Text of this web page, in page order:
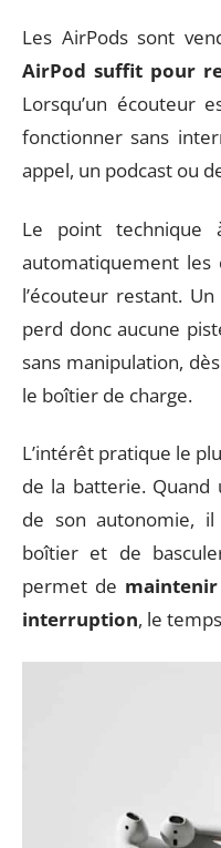
Les AirPods sont
AirPod suffit pour
Lorsqu’un écouteur
fonctionner sans
appel, un podcast ou
Le point technique
automatiquement les
l’écouteur restant.
perd donc aucune
sans manipulation,
le boîtier de charge.
L’intérêt pratique le
de la batterie. Quand
de son autonomie,
boîtier et de
permet de
interruption, le